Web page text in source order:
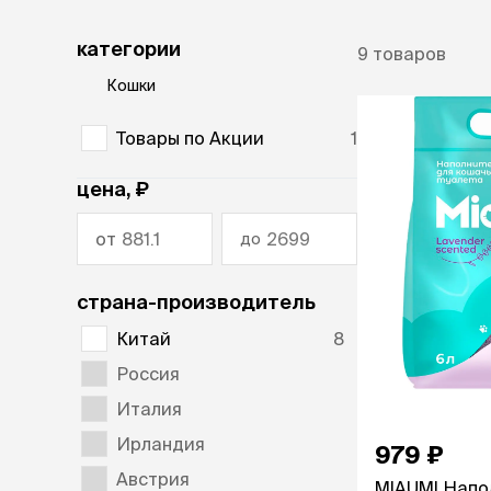
рептилии
акции
бренды
магазины
груминг
защита
клещей,
Таблетки
Капли
Ошейники
Шампуни
Спреи и
категории
Кошки
Товары по Акции 1
цена, ₽
от до
страна-производитель
Китай
8
Россия
Италия
Ирландия
Австрия
9 товаров
979 ₽